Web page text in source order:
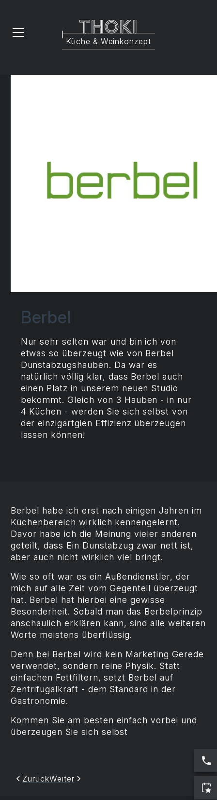
Thoki
Küche & Weinkonzept
Berbel
Nur sehr selten war und bin ich von
etwas so überzeugt wie von Berbel
Dunstabzugshauben. Da war es
natürlich völlig klar, dass Berbel auch
einen Platz in unserem neuen Studio
bekommt. Gleich von 3 Hauben - in nur
4 Küchen - werden Sie sich selbst von
der einzigartgien Effizienz überzeugen
lassen können!
Berbel habe ich erst nach einigen Jahren im
Küchenbereich wirklich kennengelernt.
Davor habe ich die Meinung vieler anderen
geteilt, dass Ein Dunstabzug zwar nett ist,
aber auch nicht wirklich viel bringt.
Wie so oft war es ein Außendienstler, der
mich auf alle Zeit vom Gegenteil überzeugt
hat. Berbel hat hierbei eine gewisse
Besonderheit. Sobald man das Berbelprinzip
anschaulich erklären kann, sind alle weiteren
Worte meistens überflüssig.
Denn bei Berbel wird kein Marketing Gerede
verwendet, sondern reine Physik. Statt
einfachen Fettfiltern, setzt Berbel auf
Zentrifugalkraft - dem Standard in der
Gastronomie.
Kommen Sie am besten einfach vorbei und
überzeugen Sie sich selbst
ZurückWeiter